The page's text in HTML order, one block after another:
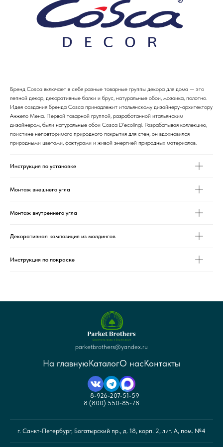
Бренд Cosca включает в себя разные товарные группы декора для дома — это
лепной декор, декоративные балки и брус, натуральные обои, мозаика, полотно.
Идея создания бренда Cosca принадлежит итальянскому дизайнеру-архитектору
Анжело Мена. Первой товарной группой, разработанной итальянским
дизайнером, были натуральные обои Cosca D'ecolingi. Разрабатывая коллекцию,
поистине неповторимого природного покрытия для стен, он вдохновился
природными цветами, фактурами и живой энергией природных материалов.
Инструкция по установке
Монтаж внешнего угла
Монтаж внутреннего угла
Декоративная композиция из молдингов
Инструкция по покраске
parketbrothers@yandex.ru
На главнуюКаталогО насКонтакты
8-926-207-51-59
8 (800) 550-85-78
г. Санкт-Петербург, Богатырский пр., д. 18, корп. 2, лит. А, пом. №4